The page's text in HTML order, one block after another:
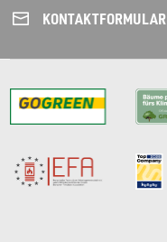
KONTAKT­FORMULAR